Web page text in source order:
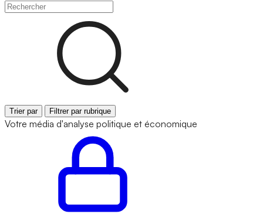
Trier par Filtrer par rubrique
Votre média d'analyse politique et économique